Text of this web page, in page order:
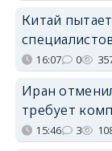
Китай
16:07 0
Иран
требует
15:46 3